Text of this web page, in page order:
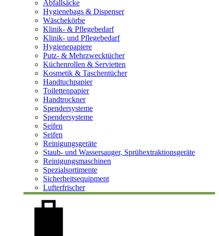
Abfallsäcke
Hygienebags & Dispenser
Wäschekörbe
Klinik- & Pflegebedarf
Klinik- und Pflegebedarf
Hygienepapiere
Putz- & Mehrzwecktücher
Küchenrollen & Servietten
Kosmetik & Taschentücher
Handtuchpapier
Toilettenpapier
Handtrockner
Spendersysteme
Spendersysteme
Seifen
Seifen
Reinigungsgeräte
Staub- und Wassersauger, Sprühextraktionsgeräte
Reinigungsmaschinen
Spezialsortimente
Sicherheitsequipment
Lufterfrischer